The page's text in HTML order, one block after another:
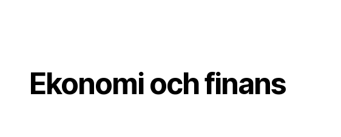
Ekonomi och finans